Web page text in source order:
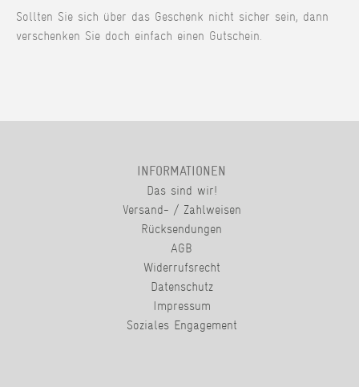
Sollten Sie sich über das Geschenk nicht sicher sein, dann
verschenken Sie doch einfach einen Gutschein.
INFORMATIONEN
Das sind wir!
Versand- / Zahlweisen
Rücksendungen
AGB
Widerrufsrecht
Datenschutz
Impressum
Soziales Engagement